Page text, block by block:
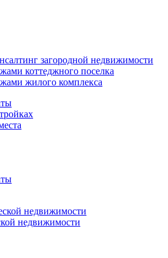
загородной недвижимости
коттеджного поселка
жилого комплекса
недвижимости
недвижимости